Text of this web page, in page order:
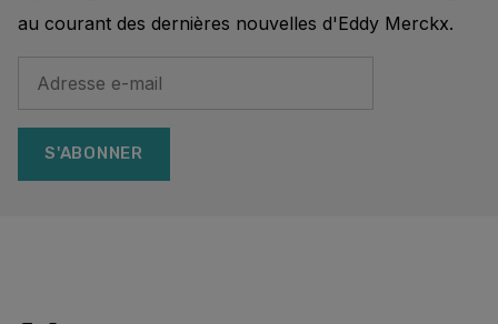
au courant des dernières nouvelles d'Eddy Merckx.
S'ABONNER